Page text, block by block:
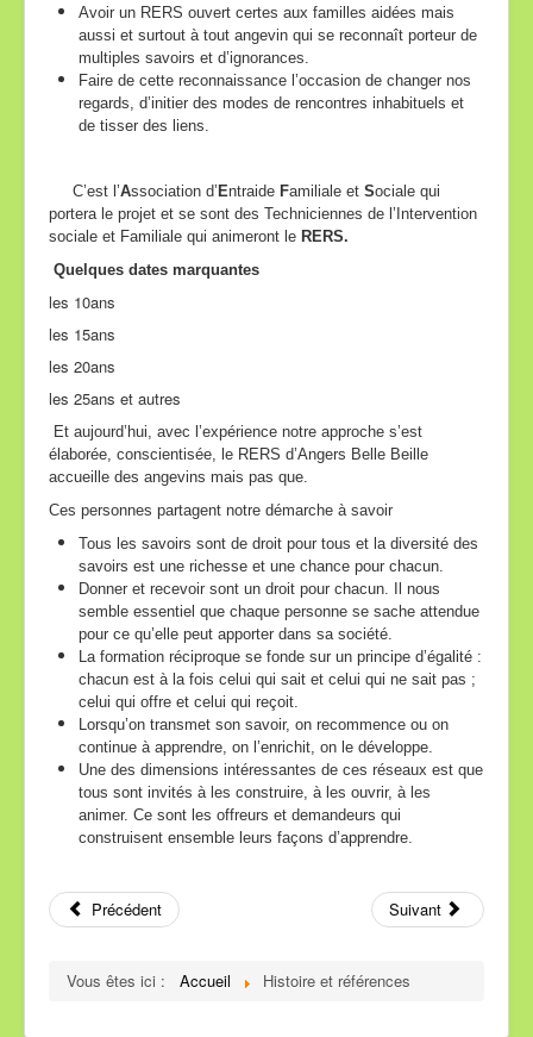
Avoir un RERS ouvert certes aux familles aidées mais
aussi et surtout à tout angevin qui se reconnaît porteur de
multiples savoirs et d’ignorances.
Faire de cette reconnaissance l’occasion de changer nos
regards, d’initier des modes de rencontres inhabituels et
de tisser des liens.
C’est l’Association d’ Entraide Familiale et Sociale qui
portera le projet et se sont des Techniciennes de l’Intervention
sociale et Familiale qui animeront le RERS.
Quelques dates marquantes
les 10ans
les 15ans
les 20ans
les 25ans et autres
Et aujourd’hui, avec l’expérience notre approche s’est
élaborée, conscientisée, le RERS d’Angers Belle Beille
accueille des angevins mais pas que.
Ces personnes partagent notre démarche à savoir
Tous les savoirs sont de droit pour tous et la diversité des
savoirs est une richesse et une chance pour chacun.
Donner et recevoir sont un droit pour chacun. Il nous
semble essentiel que chaque personne se sache attendue
pour ce qu’elle peut apporter dans sa société.
La formation réciproque se fonde sur un principe d’égalité :
chacun est à la fois celui qui sait et celui qui ne sait pas ;
celui qui offre et celui qui reçoit.
Lorsqu’on transmet son savoir, on recommence ou on
continue à apprendre, on l’enrichit, on le développe.
Une des dimensions intéressantes de ces réseaux est que
tous sont invités à les construire, à les ouvrir, à les
animer. Ce sont les offreurs et demandeurs qui
construisent ensemble leurs façons d’apprendre.
Précédent Suivant
Vous êtes ici : Accueil Histoire et références